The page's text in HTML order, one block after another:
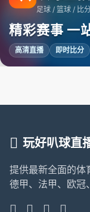
足球 / 篮球 / 比
精彩赛事 一
高清直播 即时比分
玩好叭球直
提供最新全面的体
德甲、法甲、欧冠